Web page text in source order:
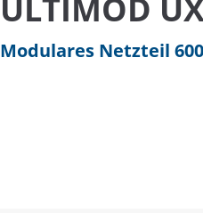
ULTIMOD
Modulares Netzteil